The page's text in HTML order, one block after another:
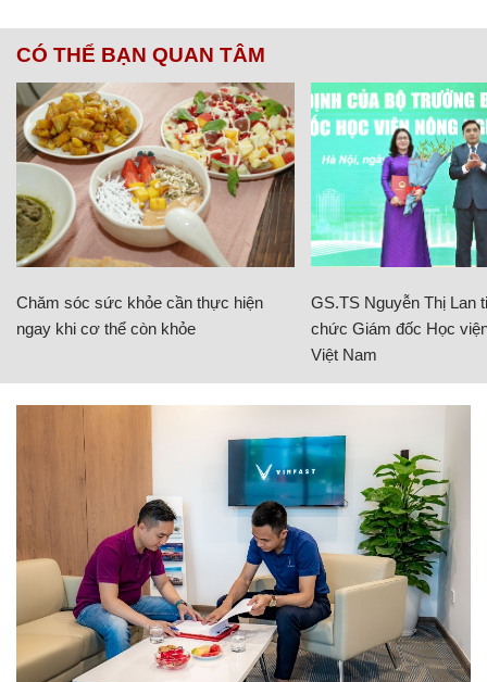
CÓ THỂ BẠN QUAN TÂM
Chăm sóc sức khỏe cần thực hiện
ngay khi cơ thể còn khỏe
GS.TS Nguyễn Thị Lan
chức Giám đốc Học
Việt Nam